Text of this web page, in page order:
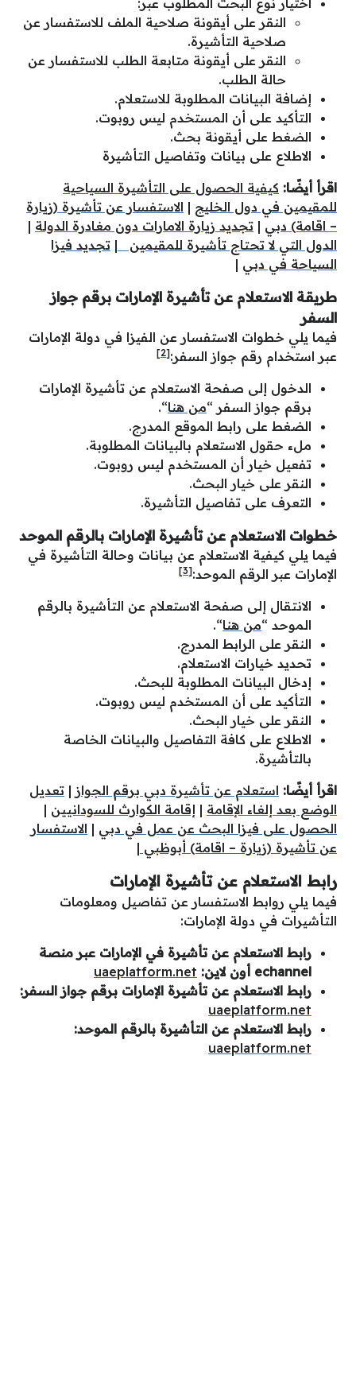
اختيار نوع البحث المطلوب عبر:
النقر على أيقونة صلاحية الملف للاستفسار عن
صلاحية التأشيرة.
النقر على أيقونة متابعة الطلب للاستفسار عن
حالة الطلب.
إضافة البيانات المطلوبة للاستعلام.
التأكيد على أن المستخدم ليس روبوت.
الضغط على أيقونة بحث.
الاطلاع على بيانات وتفاصيل التأشيرة
اقرأ أيضًا: كيفية الحصول على التأشيرة السياحية
للمقيمين في دول الخليج | الاستفسار عن تأشيرة (زيارة
– اقامة) دبي | تجديد زيارة الامارات دون مغادرة الدولة |
الدول التي لا تحتاج تأشيرة للمقيمين | تجديد فيزا
السياحة في دبي |
طريقة الاستعلام عن تأشيرة الإمارات برقم جواز
السفر
فيما يلي خطوات الاستفسار عن الفيزا في دولة الإمارات
عبر استخدام رقم جواز السفر:[2]
الدخول إلى صفحة الاستعلام عن تأشيرة الإمارات
برقم جواز السفر “من هنا“.
الضغط على رابط الموقع المدرج.
ملء حقول الاستعلام بالبيانات المطلوبة.
تفعيل خيار أن المستخدم ليس روبوت.
النقر على خيار البحث.
التعرف على تفاصيل التأشيرة.
خطوات الاستعلام عن تأشيرة الإمارات بالرقم الموحد
فيما يلي كيفية الاستعلام عن بيانات وحالة التأشيرة في
الإمارات عبر الرقم الموحد:[3]
الانتقال إلى صفحة الاستعلام عن التأشيرة بالرقم
الموحد “من هنا“.
النقر على الرابط المدرج.
تحديد خيارات الاستعلام.
إدخال البيانات المطلوبة للبحث.
التأكيد على أن المستخدم ليس روبوت.
النقر على خيار البحث.
الاطلاع على كافة التفاصيل والبيانات الخاصة
بالتأشيرة.
اقرأ أيضًا: استعلام عن تأشيرة دبي برقم الجواز | تعديل
الوضع بعد إلغاء الإقامة | إقامة الكوارث للسودانيين |
الحصول على فيزا البحث عن عمل في دبي | الاستفسار
عن تأشيرة (زيارة – اقامة) أبوظبي |
رابط الاستعلام عن تأشيرة الإمارات
فيما يلي روابط الاستفسار عن تفاصيل ومعلومات
التأشيرات في دولة الإمارات:
رابط الاستعلام عن تأشيرة في الإمارات عبر منصة
echannel أون لاين:
uaeplatform.net
رابط الاستعلام عن تأشيرة الإمارات برقم جواز السفر:
uaeplatform.net
رابط الاستعلام عن التأشيرة بالرقم الموحد:
uaeplatform.net